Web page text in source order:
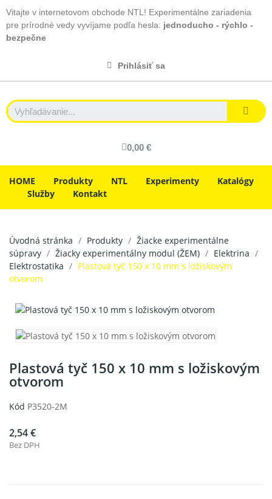
Vitajte v internetovom obchode NTL! Experimentálne zariadenia
pre prírodné vedy vyvíjame podľa hesla: jednoducho - rýchlo -
bezpečne
Prihlásiť sa
0,00 €
HOME Produkty NTL Experimenty
Katalógy
Služby
Kontakt
Úvodná stránka Produkty
Žiacke experimentálne
súpravy
Žiacky experimentálny modul (ŽEM)
Elektrina
Elektrostatika
Plastová tyč 150 x 10 mm s ložiskovým
otvorom
Plastová tyč 150 x 10 mm s ložiskovým
otvorom
Kód P3520-2M
2,54 €
Bez DPH